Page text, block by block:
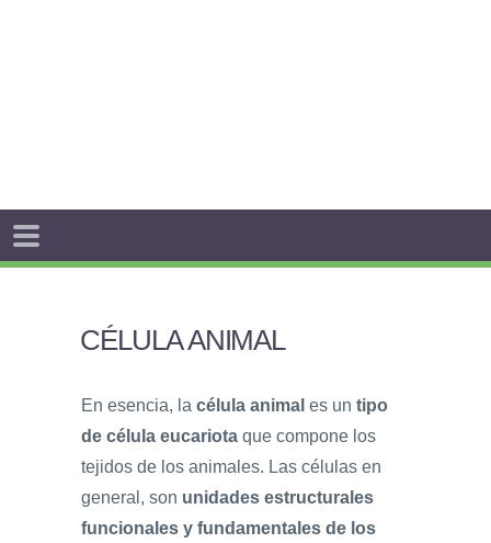
CÉLULA ANIMAL
En esencia, la célula animal es un tipo
de célula eucariota que compone los
tejidos de los animales. Las células en
general, son unidades estructurales
funcionales y fundamentales de los